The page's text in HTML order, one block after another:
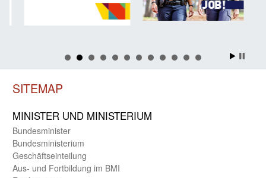
SITEMAP
MINISTER UND MINIST­ERIUM
Bundes­minister
Bundes­ministerium
Geschäfts­einteilung
Aus- und Fortbildung im BMI